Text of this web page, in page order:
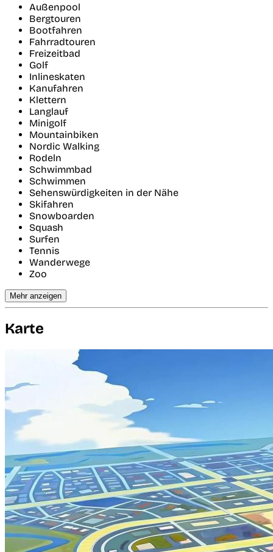
Außenpool
Bergtouren
Bootfahren
Fahrradtouren
Freizeitbad
Golf
Inlineskaten
Kanufahren
Klettern
Langlauf
Minigolf
Mountainbiken
Nordic Walking
Rodeln
Schwimmbad
Schwimmen
Sehenswürdigkeiten in der Nähe
Skifahren
Snowboarden
Squash
Surfen
Tennis
Wanderwege
Zoo
Mehr anzeigen
Karte